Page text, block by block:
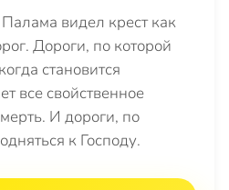
видел крест как
Дороги, по которой
становится
все свойственное
И дороги, по
к Господу.